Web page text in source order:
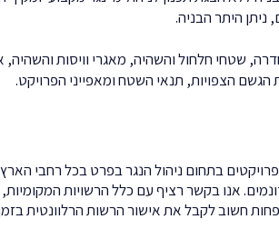
ניתן היתר הבניה.
שטחי חלחול והשהיה, מאגרי וויסות והשהיה,
הגשם הצפויות, תנאי השטח ומאפייני הפרויקט.
משרדינו ביצע לאורך השנים למעלה מ-3000 פרויקטים בתחום ניהול הנגר
אנו בקשר רציף עם כלל הרשויות
חשוב לקבל את אישור הרשות הרלוונטית